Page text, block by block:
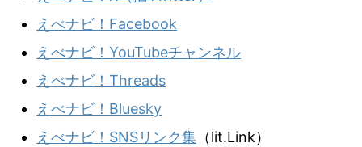
えべナビ！Facebook
えべナビ！YouTubeチャンネル
えべナビ！Threads
えべナビ！Bluesky
えべナビ！SNSリンク集 （lit.Link）